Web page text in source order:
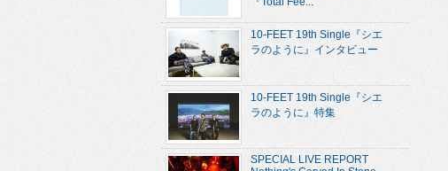
10-FEET 19th Single『シエ
ラのように』インタビュー
10-FEET 19th Single『シエ
ラのように』特集
SPECIAL LIVE REPORT